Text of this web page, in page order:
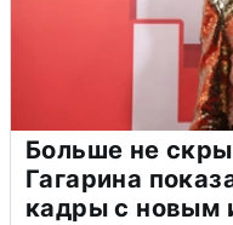
Больше не
Гагарина
кадры с новым